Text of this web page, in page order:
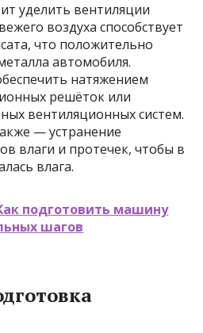
уделить вентиляции
воздуха способствует
что положительно
автомобиля.
натяжением
решёток или
вентиляционных систем.
— устранение
влаги и протечек, чтобы в
влага.
подготовить машину
шагов